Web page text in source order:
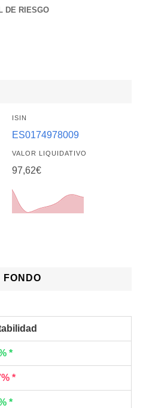
DE RIESGO
ISIN
ES0174978009
VALOR LIQUIDATIVO
97,62€
FONDO
*
*
*